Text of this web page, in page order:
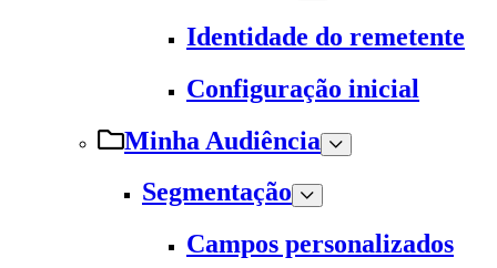
Identidade do remetente
Configuração inicial
Minha Audiência
Segmentação
Campos personalizados